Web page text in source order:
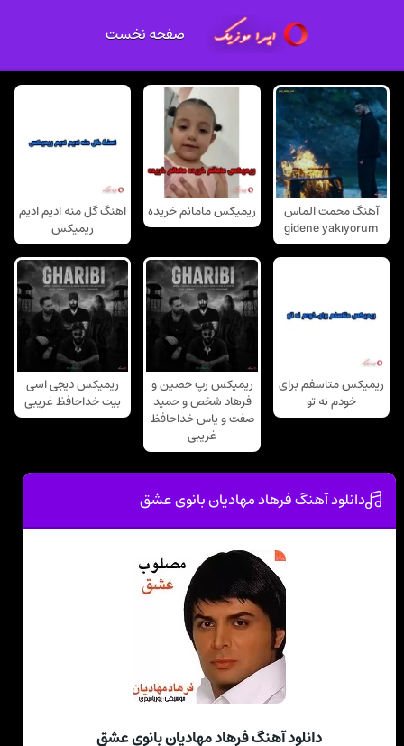
صفحه نخست
آهنگ محمت الماس
gidene yakıyorum
ریمیکس مامانم خریده
اهنگ گل منه ادیم ادیم
ریمیکس
ریمیکس متاسفم برای
خودم نه تو
ریمیکس رپ حصین و
فرهاد شخص و حمید
صفت و یاس خداحافظ
غریبی
ریمیکس دیجی اسی
بیت خداحافظ غریبی
دانلود آهنگ فرهاد مهادیان بانوی عشق
دانلود آهنگ فرهاد مهادیان بانوی عشق